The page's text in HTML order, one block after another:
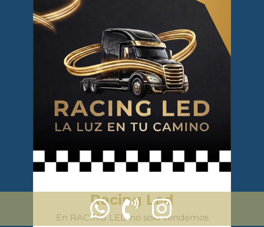
Racing Led
En RACING LED no solo vendemos